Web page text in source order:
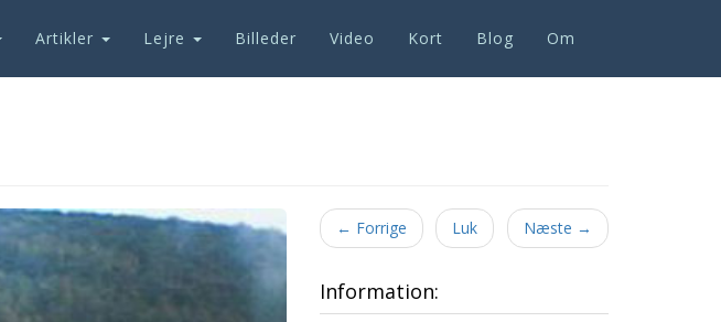
Artikler Lejre Billeder Video Kort Blog Om
Next ← Forrige Luk Næste →
Information: